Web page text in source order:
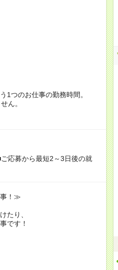
1つのお仕事の勤務時間。
ん。
応募から最短2～3日後の就
事！≫
たり、
です！